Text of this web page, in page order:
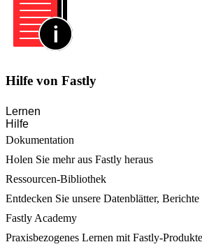
Hilfe von Fastly
Lernen
Hilfe
Dokumentation
Holen Sie mehr aus Fastly heraus
Ressourcen-Bibliothek
Entdecken Sie unsere Datenblätter, Berichte
Fastly Academy
Praxisbezogenes Lernen mit Fastly-